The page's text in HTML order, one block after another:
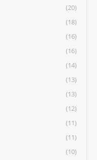
(20)
(18)
(16)
(16)
(14)
(13)
(13)
(12)
(11)
(11)
(10)